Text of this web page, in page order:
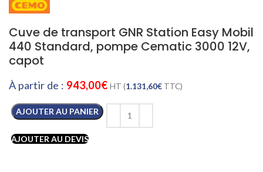
Cuve de transport GNR Station Easy Mobil
440 Standard, pompe Cematic 3000 12V,
capot
À partir de : 943,00€ HT (1.131,60€ TTC)
AJOUTER AU PANIER
AJOUTER AU DEVIS